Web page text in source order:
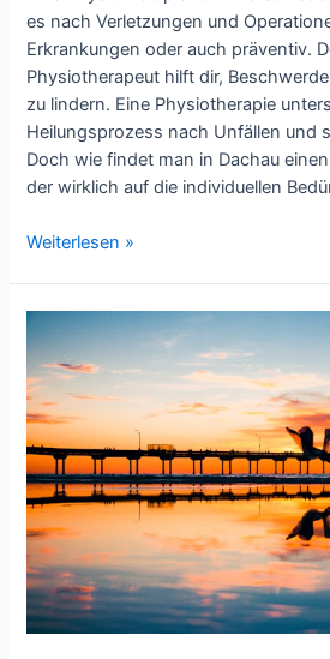
es nach Verletzungen und
Erkrankungen oder auch präventiv.
Physiotherapeut hilft dir,
zu lindern. Eine Physiotherapie
Heilungsprozess nach Unfällen und
Doch wie findet man in Dachau
der wirklich auf die individuellen
Den
in
Dachau
finden:
Tipps
für
deine
Gesundheit
Weiterlesen »